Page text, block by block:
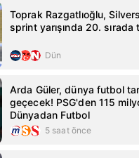
Toprak Razgatlıoğlu,
sprint yarışında 20. sırada
Dün
Arda Güler, dünya futbol
geçecek! PSG'den 115
Dünyadan Futbol
5 saat önce